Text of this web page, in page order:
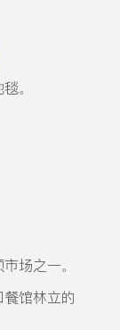
。
场之一。
餐馆林立的